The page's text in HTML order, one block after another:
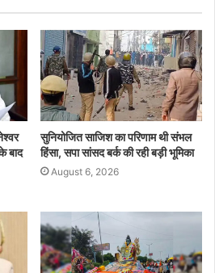
बाद
सुनियोजित साजिश का परिणाम थी संभल
हिंसा, सपा सांसद बर्क की रही बड़ी भूमिका
August 6, 2026